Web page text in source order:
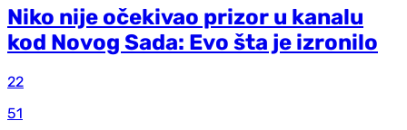
Niko nije očekivao prizor u kanalu
kod Novog Sada: Evo šta je izronilo
22
51